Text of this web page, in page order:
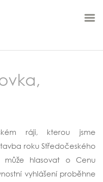
ráji, kterou jsme
roku Středočeského
může hlasovat o Cenu
vyhlášení proběhne